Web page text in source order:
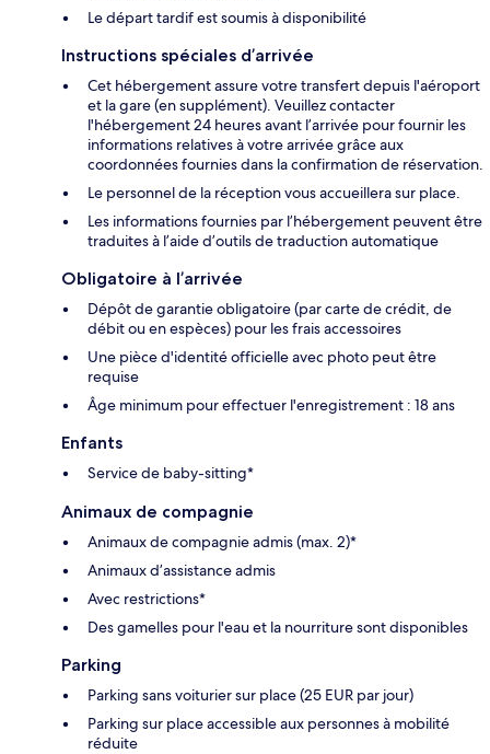
Le départ tardif est soumis à disponibilité
Instructions spéciales d’arrivée
Cet hébergement assure votre transfert depuis l'aéroport
et la gare (en supplément). Veuillez contacter
l'hébergement 24 heures avant l’arrivée pour fournir les
informations relatives à votre arrivée grâce aux
coordonnées fournies dans la confirmation de réservation.
Le personnel de la réception vous accueillera sur place.
Les informations fournies par l’hébergement peuvent être
traduites à l’aide d’outils de traduction automatique
Obligatoire à l’arrivée
Dépôt de garantie obligatoire (par carte de crédit, de
débit ou en espèces) pour les frais accessoires
Une pièce d'identité officielle avec photo peut être
requise
Âge minimum pour effectuer l'enregistrement : 18 ans
Enfants
Service de baby-sitting*
Animaux de compagnie
Animaux de compagnie admis (max. 2)*
Animaux d’assistance admis
Avec restrictions*
Des gamelles pour l'eau et la nourriture sont disponibles
Parking
Parking sans voiturier sur place (25 EUR par jour)
Parking sur place accessible aux personnes à mobilité
réduite